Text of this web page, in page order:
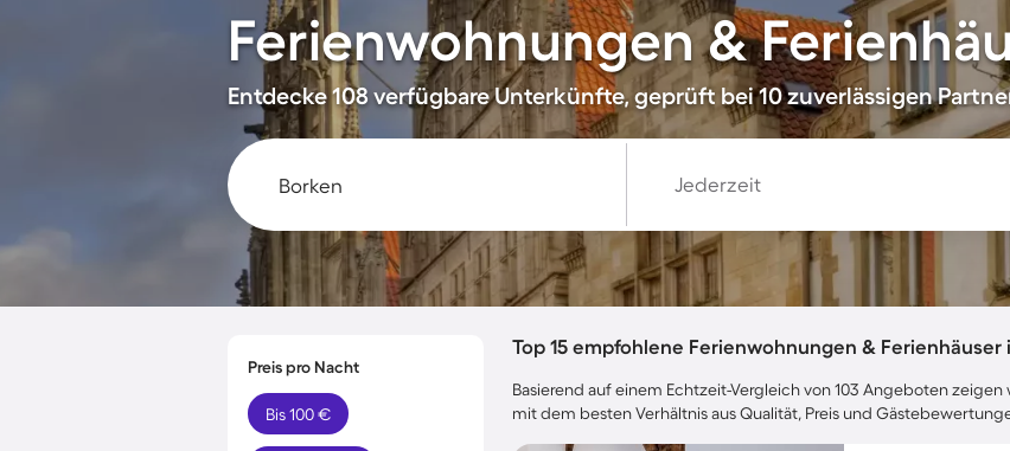
Ferienwohnungen &
Entdecke 108 verfügbare Unterkünfte, geprüft bei 10 zuverlässigen
Jederzeit
Preis pro Nacht
Bis 100 €
Top 15 empfohlene Ferienwohnungen & Ferienhäuser
Basierend auf einem Echtzeit-Vergleich von 103 Angeboten
mit dem besten Verhältnis aus Qualität, Preis und